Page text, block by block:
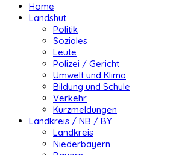
Home
Landshut
Politik
Soziales
Leute
Polizei / Gericht
Umwelt und Klima
Bildung und Schule
Verkehr
Kurzmeldungen
Landkreis / NB / BY
Landkreis
Niederbayern